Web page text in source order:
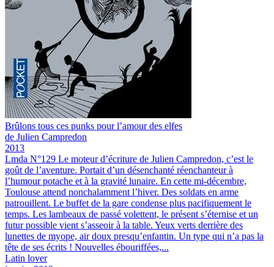
Brûlons tous ces punks pour l’amour des elfes
de Julien Campredon
2013
Lmda N°129 Le moteur d’écriture de Julien Campredon, c’est le
goût de l’aventure. Portait d’un désenchanté réenchanteur à
l’humour potache et à la gravité lunaire. En cette mi-décembre,
Toulouse attend nonchalamment l’hiver. Des soldats en arme
patrouillent. Le buffet de la gare condense plus pacifiquement le
temps. Les lambeaux de passé volettent, le présent s’éternise et un
futur possible vient s’asseoir à la table. Yeux verts derrière des
lunettes de myope, air doux presqu’enfantin. Un type qui n’a pas la
tête de ses écrits ! Nouvelles ébouriffées,...
Latin lover